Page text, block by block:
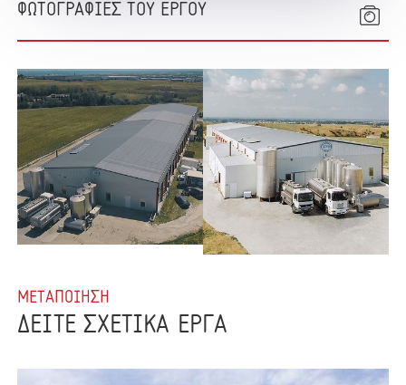
ΦΩΤΟΓΡΑΦΙΕΣ ΤΟΥ ΕΡΓΟΥ
ΜΕΤΑΠΟΙΗΣΗ
ΔΕΙΤΕ ΣΧΕΤΙΚΑ ΕΡΓΑ